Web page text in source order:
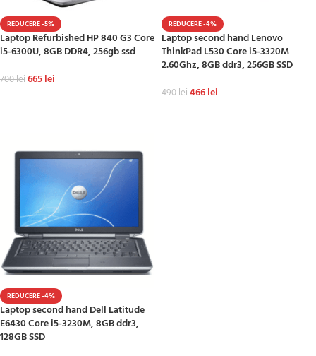
REDUCERE -5%
Laptop Refurbished HP 840 G3 Core
i5-6300U, 8GB DDR4, 256gb ssd
700lei665lei
REDUCERE -4%
Laptop second hand Lenovo
ThinkPad L530 Core i5-3320M
2.60Ghz, 8GB ddr3, 256GB SSD
490lei466lei
REDUCERE -4%
Laptop second hand Dell Latitude
E6430 Core i5-3230M, 8GB ddr3,
128GB SSD